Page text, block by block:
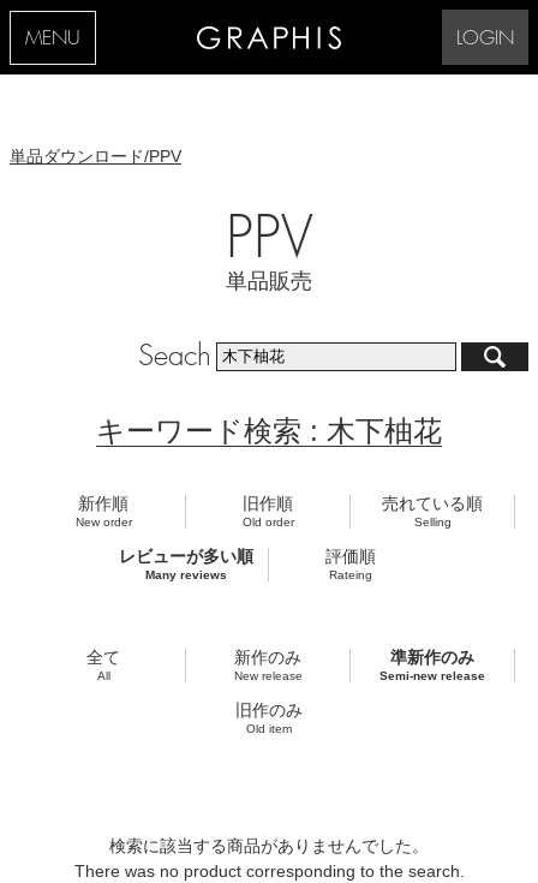
MENU LOGIN
単品ダウンロード/PPV
PPV
単品販売
Seach
キーワード検索 : 木下柚花
新作順
New order
旧作順
Old order
売れている順
Selling
レビューが多い順
Many reviews
評価順
Rateing
全て
All
新作のみ
New release
準新作のみ
Semi-new release
旧作のみ
Old item
検索に該当する商品がありませんでした。
There was no product corresponding to the search.